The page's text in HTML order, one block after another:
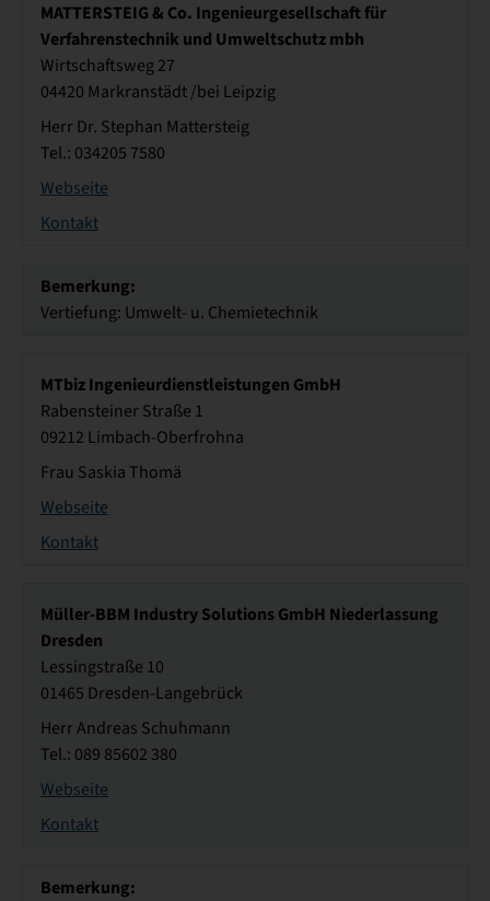
MATTERSTEIG & Co. Ingenieurgesellschaft für
Verfahrenstechnik und Umweltschutz mbh
Wirtschaftsweg 27
04420 Markranstädt /bei Leipzig
Herr Dr. Stephan Mattersteig
Tel.: 034205 7580
Webseite
Kontakt
Bemerkung:
Vertiefung: Umwelt- u. Chemietechnik
MTbiz Ingenieurdienstleistungen GmbH
Rabensteiner Straße 1
09212 Limbach-Oberfrohna
Frau Saskia Thomä
Webseite
Kontakt
Müller-BBM Industry Solutions GmbH Niederlassung
Dresden
Lessingstraße 10
01465 Dresden-Langebrück
Herr Andreas Schuhmann
Tel.: 089 85602 380
Webseite
Kontakt
Bemerkung: